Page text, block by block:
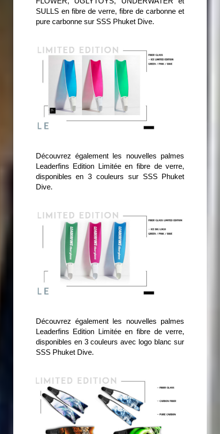
SULLS en fibre de verre, fibre de carbonne et
pure carbonne sur SSS Phuket Dive.
Découvrez également les nouvelles palmes
Leaderfins Edition Limitée en fibre de verre,
disponibles en 3 couleurs sur SSS Phuket
Dive.
Découvrez également les nouvelles palmes
Leaderfins Edition Limitée en fibre de verre,
disponibles en 3 couleurs avec logo blanc sur
SSS Phuket Dive.